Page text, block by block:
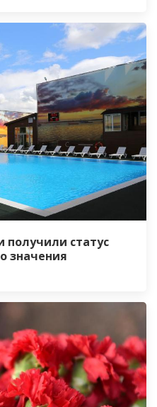
статус
значения